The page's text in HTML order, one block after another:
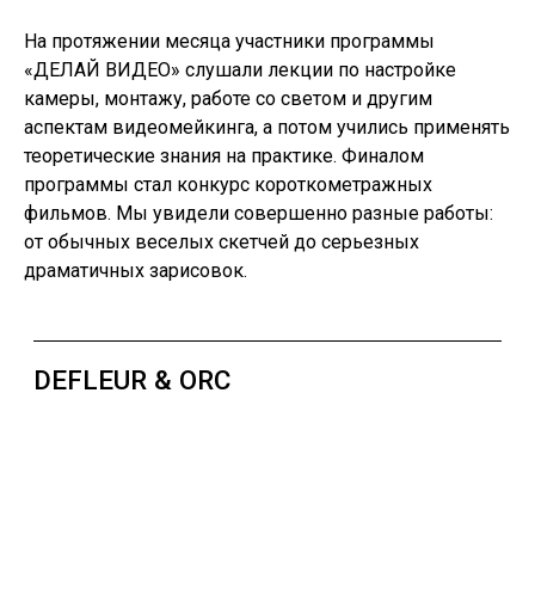
На протяжении месяца участники программы
«ДЕЛАЙ ВИДЕО» слушали лекции по настройке
камеры, монтажу, работе со светом и другим
аспектам видеомейкинга, а потом учились применять
теоретические знания на практике. Финалом
программы стал конкурс короткометражных
фильмов. Мы увидели совершенно разные работы:
от обычных веселых скетчей до серьезных
драматичных зарисовок.